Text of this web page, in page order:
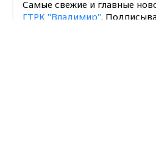
Самые свежие и главные
ГТРК "Владимир".